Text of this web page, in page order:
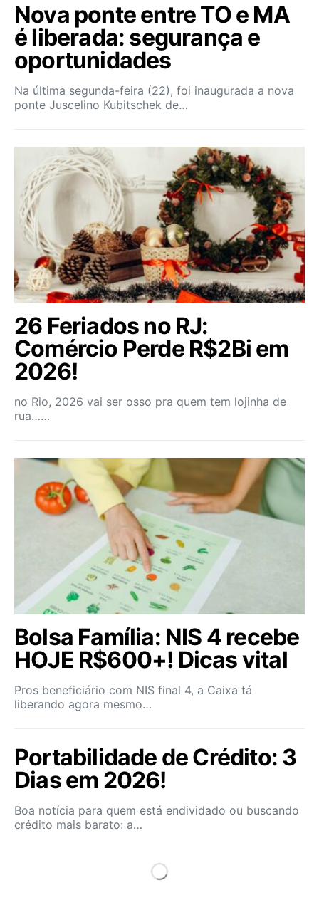
Nova ponte entre TO e MA
é liberada: segurança e
oportunidades
Na última segunda-feira (22), foi inaugurada a nova
ponte Juscelino Kubitschek de…
26 Feriados no RJ:
Comércio Perde R$2Bi em
2026!
no Rio, 2026 vai ser osso pra quem tem lojinha de
rua……
Bolsa Família: NIS 4 recebe
HOJE R$600+! Dicas vital
Pros beneficiário com NIS final 4, a Caixa tá
liberando agora mesmo…
Portabilidade de Crédito: 3
Dias em 2026!
Boa notícia para quem está endividado ou buscando
crédito mais barato: a…